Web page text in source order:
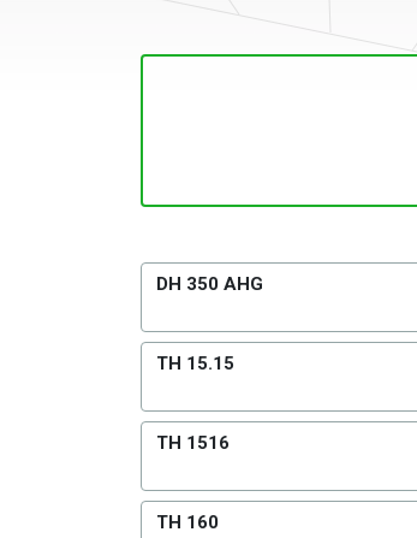
DH 350 AHG
TH 15.15
TH 1516
TH 160